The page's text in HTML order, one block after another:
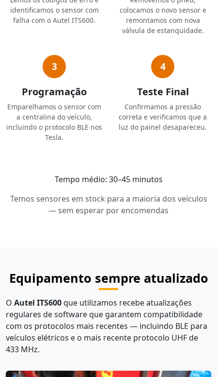
identificamos o sensor com
falha com o Autel ITS600.
colocamos o novo sensor e
remontamos com nova
válvula de estanquidade.
3
Programação
Emparelhamos o sensor com
a centralina do veículo,
incluindo o protocolo BLE nos
Tesla.
4
Teste Final
Confirmamos a pressão
correta e verificamos que a
luz do painel desapareceu.
Tempo médio: 30–45 minutos
Temos sensores em stock para a maioria dos veículos
— sem esperar por encomendas
Equipamento sempre atualizado
O Autel ITS600que utilizamos recebe atualizações
regulares de software que garantem compatibilidade
com os protocolos mais recentes — incluindo BLE para
veículos elétricos e o mais recente protocolo UHF de
433 MHz.